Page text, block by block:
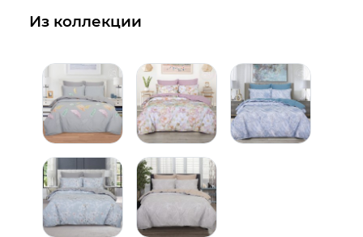
Из коллекции